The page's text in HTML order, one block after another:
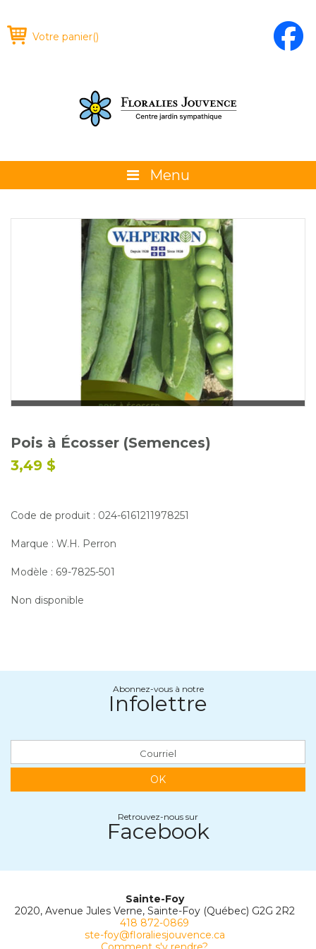
Votre panier()
Menu
La boutique
Promotions et évènements
Conseils
Glossaire
Calendrier horticole
Emplois
Service à la clientèle
Nous joindre
Pois à Écosser (Semences)
3,49 $
Code de produit : 024-6161211978251
Marque : W.H. Perron
Modèle : 69-7825-501
Non disponible
Abonnez-vous à notre
Infolettre
OK
Retrouvez-nous sur
Facebook
Sainte-Foy
2020, Avenue Jules Verne, Sainte-Foy (Québec) G2G 2R2
418 872-0869
ste-foy@floraliesjouvence.ca